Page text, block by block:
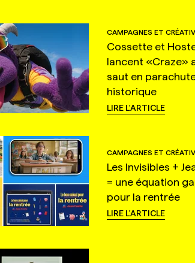
CAMPAGNES ET
Cossette et
lancent «Craze»
saut en
historique
LIRE L'ARTICLE
CAMPAGNES ET
Les Invisibles +
= une équation
pour la rentrée
LIRE L'ARTICLE